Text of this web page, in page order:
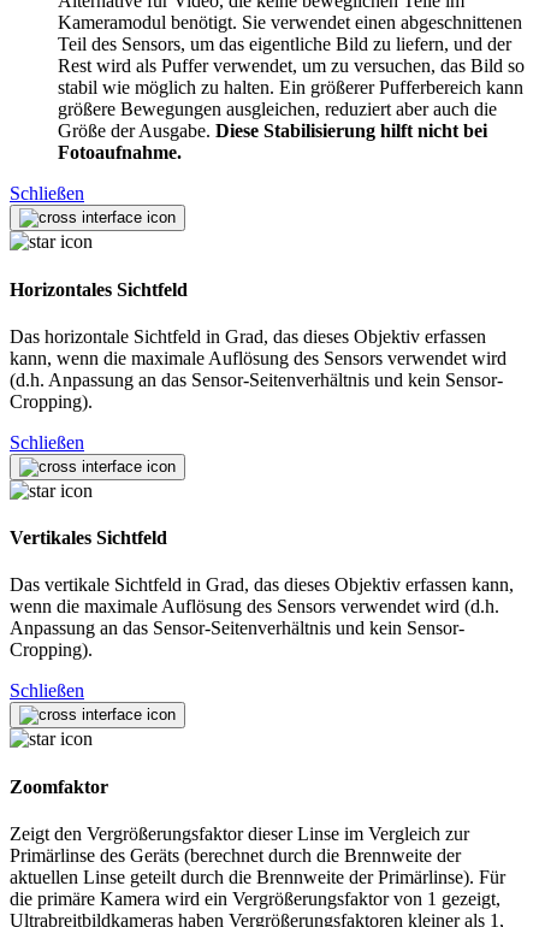
Kameramodul benötigt. Sie verwendet einen abgeschnittenen
Teil des Sensors, um das eigentliche Bild zu liefern, und der
Rest wird als Puffer verwendet, um zu versuchen, das Bild so
stabil wie möglich zu halten. Ein größerer Pufferbereich kann
größere Bewegungen ausgleichen, reduziert aber auch die
Größe der Ausgabe. Diese Stabilisierung hilft nicht bei
Fotoaufnahme.
Schließen
Horizontales Sichtfeld
Das horizontale Sichtfeld in Grad, das dieses Objektiv erfassen
kann, wenn die maximale Auflösung des Sensors verwendet wird
(d.h. Anpassung an das Sensor-Seitenverhältnis und kein Sensor-
Cropping).
Schließen
Vertikales Sichtfeld
Das vertikale Sichtfeld in Grad, das dieses Objektiv erfassen kann,
wenn die maximale Auflösung des Sensors verwendet wird (d.h.
Anpassung an das Sensor-Seitenverhältnis und kein Sensor-
Cropping).
Schließen
Zoomfaktor
Zeigt den Vergrößerungsfaktor dieser Linse im Vergleich zur
Primärlinse des Geräts (berechnet durch die Brennweite der
aktuellen Linse geteilt durch die Brennweite der Primärlinse). Für
die primäre Kamera wird ein Vergrößerungsfaktor von 1 gezeigt,
Ultrabreitbildkameras haben Vergrößerungsfaktoren kleiner als 1,